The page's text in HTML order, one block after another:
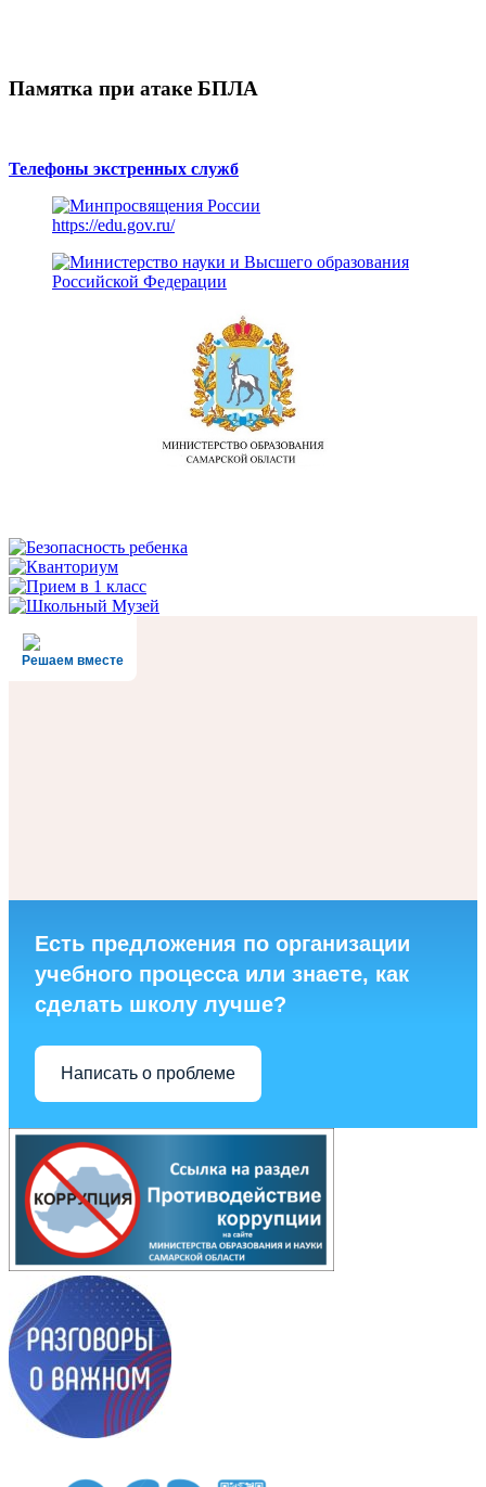
Памятка при атаке БПЛА
Телефоны экстренных служб
https://edu.gov.ru/
Решаем вместе
Есть предложения по организации
учебного процесса или знаете, как
сделать школу лучше?
Написать о проблеме